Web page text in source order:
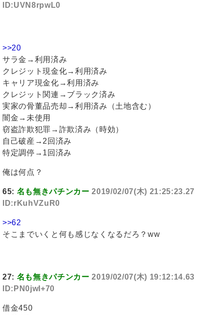
ID:UVN8rpwL0
>>20
サラ金→利用済み
クレジット現金化→利用済み
キャリア現金化→利用済み
クレジット関連→ブラック済み
実家の骨董品売却→利用済み（土地含む）
闇金→未使用
窃盗詐欺犯罪→詐欺済み（時効）
自己破産→2回済み
特定調停→1回済み
俺は何点？
65: 名も無きパチンカー 2019/02/07(木) 21:25:23.27
ID:rKuhVZuR0
>>62
そこまでいくと何も感じなくなるだろ？ww
27: 名も無きパチンカー 2019/02/07(木) 19:12:14.63
ID:PN0jwI+70
借金450